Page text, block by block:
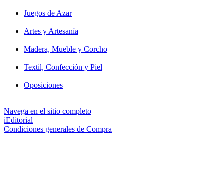
Juegos de Azar
Artes y Artesanía
Madera, Mueble y Corcho
Textil, Confección y Piel
Oposiciones
Navega en el sitio completo
iEditorial
Condiciones generales de Compra